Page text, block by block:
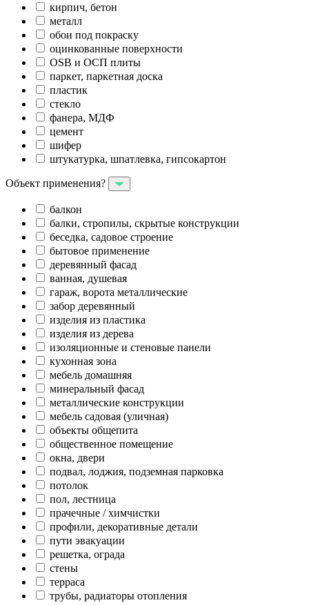
кирпич, бетон
металл
обои под покраску
оцинкованные поверхности
OSB и ОСП плиты
паркет, паркетная доска
пластик
стекло
фанера, МДФ
цемент
шифер
штукатурка, шпатлевка, гипсокартон
Объект применения?
балкон
балки, стропилы, скрытые конструкции
беседка, садовое строение
бытовое применение
деревянный фасад
ванная, душевая
гараж, ворота металлические
забор деревянный
изделия из пластика
изделия из дерева
изоляционные и стеновые панели
кухонная зона
мебель домашняя
минеральный фасад
металлические конструкции
мебель садовая (уличная)
объекты общепита
общественное помещение
окна, двери
подвал, лоджия, подземная парковка
потолок
пол, лестница
прачечные / химчистки
профили, декоративные детали
пути эвакуации
решетка, ограда
стены
терраса
трубы, радиаторы отопления